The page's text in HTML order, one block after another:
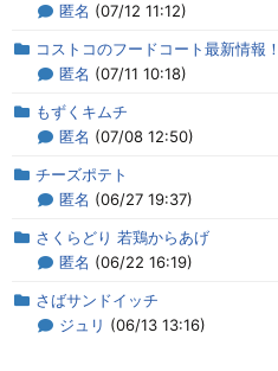
匿名 (07/12 11:12)
コストコのフードコート最新情報
匿名 (07/11 10:18)
もずくキムチ
匿名 (07/08 12:50)
チーズポテト
匿名 (06/27 19:37)
さくらどり 若鶏からあげ
匿名 (06/22 16:19)
さばサンドイッチ
ジュリ (06/13 13:16)